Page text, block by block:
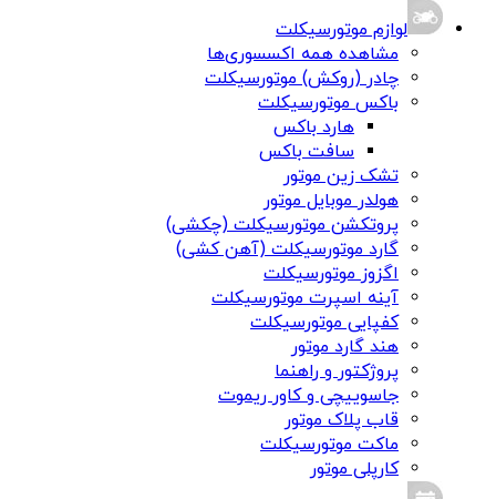
لوازم موتورسیکلت
مشاهده همه اکسسوری‌ها
چادر (روکش) موتورسیکلت
باکس موتورسیکلت
هارد باکس
سافت باکس
تشک زین موتور
هولدر موبایل موتور
پروتکشن موتورسیکلت (چکشی)
گارد موتورسیکلت (آهن کشی)
اگزوز موتورسیکلت
آینه اسپرت موتورسیکلت
کفپایی موتورسیکلت
هند گارد موتور
پروژکتور و راهنما
جاسوییچی و کاور ریموت
قاب پلاک موتور
ماکت موتورسیکلت
کارپلی موتور